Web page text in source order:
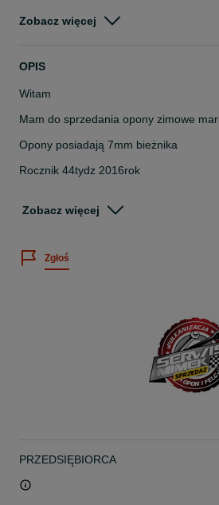
Szerokość
Zobacz więcej
OPIS
Witam
Mam do sprzedania opony zimowe
Opony posiadają 7mm bieżnika
Rocznik 44tydz 2016rok
Więcej informacji telefonicznie
www.facebook.com/SerwisMimek
Zapraszam na nasze inne aukcje
Zobacz więcej
Zgłoś
PRZEDSIĘBIORCA